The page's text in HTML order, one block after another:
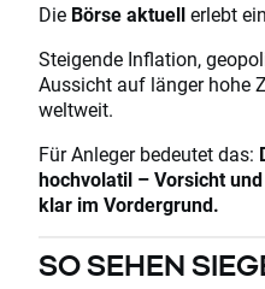
Die Börse aktuellerlebt
Steigende Inflation,
Aussicht auf länger hohe
weltweit.
Für Anleger bedeutet das:
hochvolatil – Vorsicht und
klar im Vordergrund.
SO SEHEN